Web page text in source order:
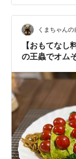
てお迎え。とっ
真タイムが忙し
おいしかった。
めて満足しつつ
くまちゃん
【おもてな
の王蟲でオム